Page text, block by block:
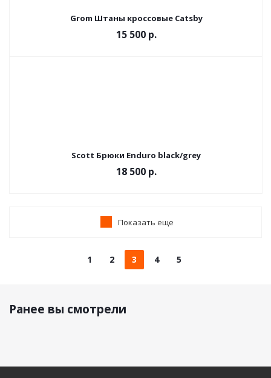
Grom Штаны кроссовые Catsby
15 500 р.
Scott Брюки Enduro black/grey
18 500 р.
Показать еще
1 2 3 4 5
Ранее вы смотрели